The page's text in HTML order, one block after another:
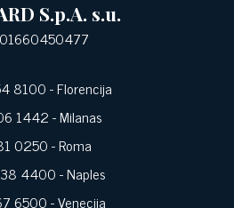
S.p.A. s.u.
01660450477
8100- Florencija
1442- Milanas
0250- Roma
4400- Naples
6500- Venecija